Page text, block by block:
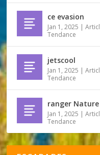
ce evasion
Jan 1, 2025 |
Tendance
jetscool
Jan 1, 2025 |
Tendance
ranger Nature
Jan 1, 2025 |
Tendance